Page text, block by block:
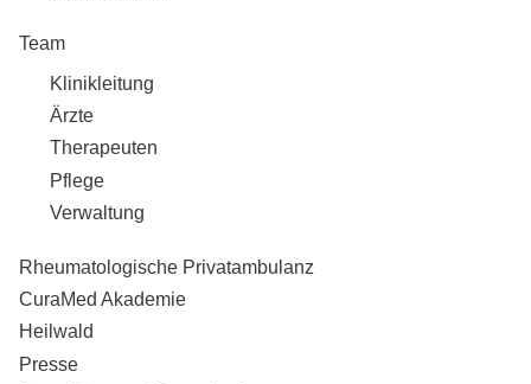
Team
Klinikleitung
Ärzte
Therapeuten
Pflege
Verwaltung
Rheumatologische Privatambulanz
CuraMed Akademie
Heilwald
Presse